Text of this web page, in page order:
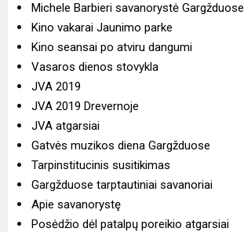
Michele Barbieri savanorystė Gargžduose
Kino vakarai Jaunimo parke
Kino seansai po atviru dangumi
Vasaros dienos stovykla
JVA 2019
JVA 2019 Drevernoje
JVA atgarsiai
Gatvės muzikos diena Gargžduose
Tarpinstitucinis susitikimas
Gargžduose tarptautiniai savanoriai
Apie savanorystę
Posėdžio dėl patalpų poreikio atgarsiai